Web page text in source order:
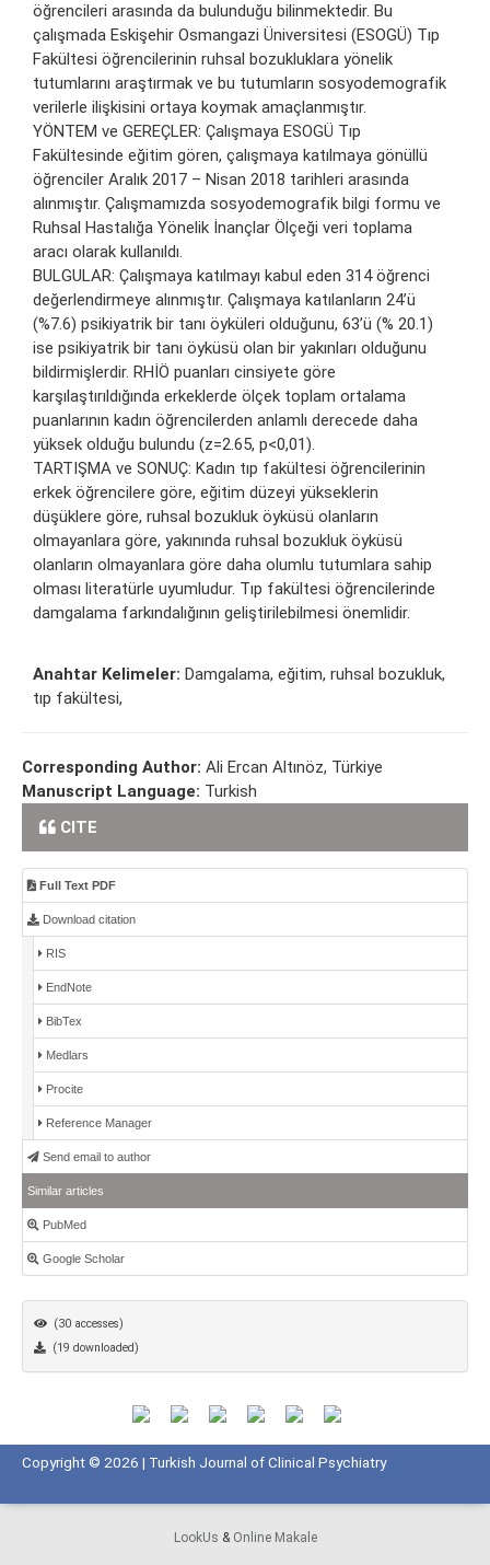
öğrencileri arasında da bulunduğu bilinmektedir. Bu
çalışmada Eskişehir Osmangazi Üniversitesi (ESOGÜ) Tıp
Fakültesi öğrencilerinin ruhsal bozukluklara yönelik
tutumlarını araştırmak ve bu tutumların sosyodemografik
verilerle ilişkisini ortaya koymak amaçlanmıştır.
YÖNTEM ve GEREÇLER: Çalışmaya ESOGÜ Tıp
Fakültesinde eğitim gören, çalışmaya katılmaya gönüllü
öğrenciler Aralık 2017 – Nisan 2018 tarihleri arasında
alınmıştır. Çalışmamızda sosyodemografik bilgi formu ve
Ruhsal Hastalığa Yönelik İnançlar Ölçeği veri toplama
aracı olarak kullanıldı.
BULGULAR: Çalışmaya katılmayı kabul eden 314 öğrenci
değerlendirmeye alınmıştır. Çalışmaya katılanların 24’ü
(%7.6) psikiyatrik bir tanı öyküleri olduğunu, 63’ü (% 20.1)
ise psikiyatrik bir tanı öyküsü olan bir yakınları olduğunu
bildirmişlerdir. RHİÖ puanları cinsiyete göre
karşılaştırıldığında erkeklerde ölçek toplam ortalama
puanlarının kadın öğrencilerden anlamlı derecede daha
yüksek olduğu bulundu (z=2.65, p<0,01).
TARTIŞMA ve SONUÇ: Kadın tıp fakültesi öğrencilerinin
erkek öğrencilere göre, eğitim düzeyi yükseklerin
düşüklere göre, ruhsal bozukluk öyküsü olanların
olmayanlara göre, yakınında ruhsal bozukluk öyküsü
olanların olmayanlara göre daha olumlu tutumlara sahip
olması literatürle uyumludur. Tıp fakültesi öğrencilerinde
damgalama farkındalığının geliştirilebilmesi önemlidir.
Anahtar Kelimeler: Damgalama, eğitim, ruhsal bozukluk,
tıp fakültesi,
Corresponding Author: Ali Ercan Altınöz, Türkiye
Manuscript Language: Turkish
CITE
Full Text PDF
Download citation
RIS
EndNote
BibTex
Medlars
Procite
Reference Manager
Send email to author
Similar articles
PubMed
Google Scholar
(30 accesses)
(19 downloaded)
Copyright © 2026 | Turkish Journal of Clinical Psychiatry
LookUs & Online Makale